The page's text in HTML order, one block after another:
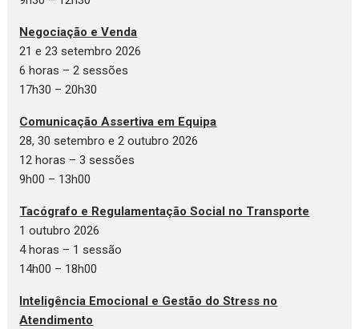
Negociação e Venda
21 e 23 setembro 2026
6 horas – 2 sessões
17h30 – 20h30
Comunicação Assertiva em Equipa
28, 30 setembro e 2 outubro 2026
12 horas – 3 sessões
9h00 – 13h00
Tacógrafo e Regulamentação Social no Transporte
1 outubro 2026
4 horas – 1 sessão
14h00 – 18h00
Inteligência Emocional e Gestão do Stress no
Atendimento